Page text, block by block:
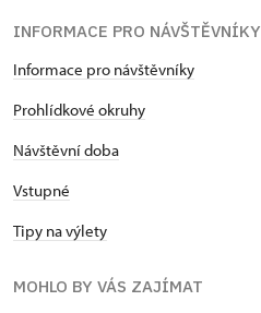
INFORMACE PRO NÁVŠTĚVNÍKY
Informace pro návštěvníky
Prohlídkové okruhy
Návštěvní doba
Vstupné
Tipy na výlety
MOHLO BY VÁS ZAJÍMAT